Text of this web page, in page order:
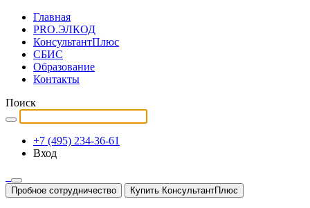
Главная
PRO.ЭЛКОД
КонсультантПлюс
СБИС
Образование
Контакты
Поиск
+7 (495) 234-36-61
Вход
Пробное сотрудничество Купить КонсультантПлюс